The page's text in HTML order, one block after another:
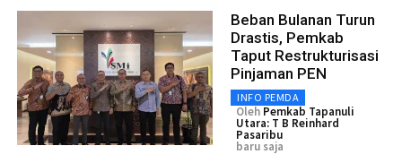
Beban Bulanan Turun
Drastis, Pemkab
Taput Restrukturisasi
Pinjaman PEN
INFO PEMDA
Oleh Pemkab Tapanuli
Utara: T B Reinhard
Pasaribu
baru saja